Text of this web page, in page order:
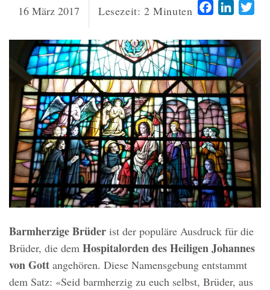
16 März 2017 Lesezeit: 2 Minuten Facebook
Barmherzige Brüder ist der populäre Ausdruck für die
Brüder, die dem Hospitalorden des Heiligen Johannes
von Gott angehören. Diese Namensgebung entstammt
dem Satz: «Seid barmherzig zu euch selbst, Brüder, aus